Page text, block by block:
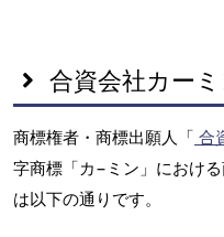
合資会社カーミ
商標権者・商標出願人「 合
字商標「カ−ミン」におけ
は以下の通りです。